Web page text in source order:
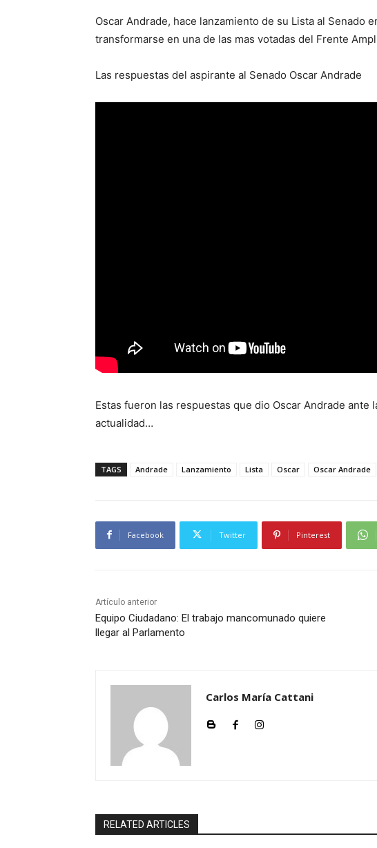
Oscar Andrade, hace lanzamiento de su Lista al Senado
transformarse en una de las mas votadas del Frente
Las respuestas del aspirante al Senado Oscar Andrade
Estas fueron las respuestas que dio Oscar Andrade ante
actualidad…
TAGS Andrade Lanzamiento Lista Oscar Oscar Andrade
Facebook Twitter Pinterest
Artículo anterior
Equipo Ciudadano: El trabajo mancomunado quiere
llegar al Parlamento
Carlos María Cattani
RELATED ARTICLES